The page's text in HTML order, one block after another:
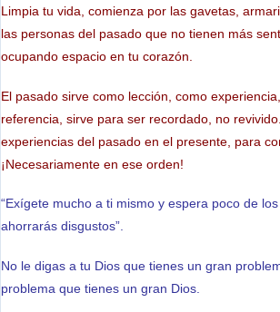
Limpia tu vida, comienza por las gavetas,
las personas del pasado que no tienen más
ocupando espacio en tu corazón.
El pasado sirve como lección, como
referencia, sirve para ser recordado, no
experiencias del pasado en el presente, para
¡Necesariamente en ese orden!
“Exígete mucho a ti mismo y espera poco de
ahorrarás disgustos”.
No le digas a tu Dios que tienes un gran
problema que tienes un gran Dios.